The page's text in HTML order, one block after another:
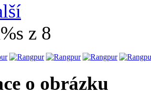
z 8
o obrázku